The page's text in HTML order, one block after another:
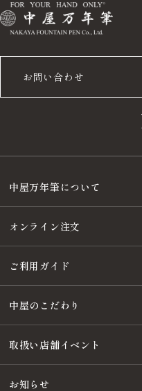
お問い合わせ
中屋万年筆について
オンライン注文
ご利用ガイド
中屋のこだわり
取扱い店舗イベント
お知らせ